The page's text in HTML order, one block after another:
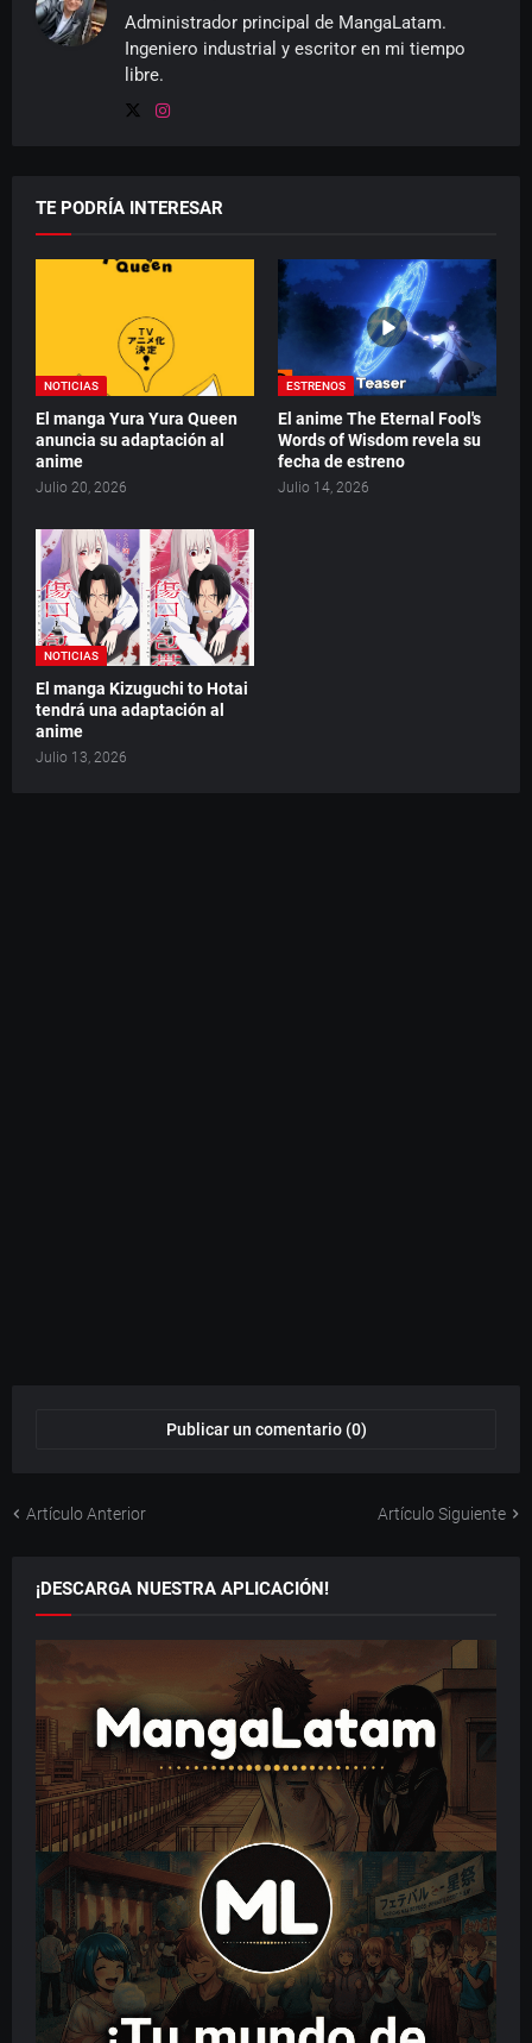
Administrador principal de MangaLatam.
Ingeniero industrial y escritor en mi tiempo
libre.
TE PODRÍA INTERESAR
NOTICIAS
El manga Yura Yura Queen
anuncia su adaptación al
anime
Julio 20, 2026
ESTRENOS
El anime The Eternal Fool's
Words of Wisdom revela su
fecha de estreno
Julio 14, 2026
NOTICIAS
El manga Kizuguchi to Hotai
tendrá una adaptación al
anime
Julio 13, 2026
Publicar un comentario (0)
Artículo Anterior Artículo Siguiente
¡DESCARGA NUESTRA APLICACIÓN!